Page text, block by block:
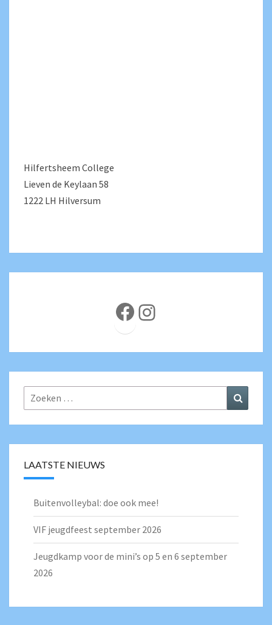
Hilfertsheem College
Lieven de Keylaan 58
1222 LH Hilversum
Facebook
Instagram
Zoeken
naar:
LAATSTE NIEUWS
Buitenvolleybal: doe ook mee!
VIF jeugdfeest september 2026
Jeugdkamp voor de mini’s op 5 en 6 september
2026